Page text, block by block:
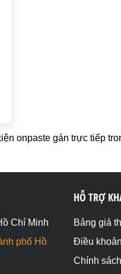
onpaste gán trực tiếp
Chí Minh
phố Hồ
HỖ TRỢ
Bảng giá
Điều
Chính sách